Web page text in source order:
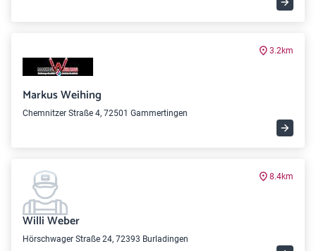
3.2km
Markus Weihing
Chemnitzer Straße 4, 72501 Gammertingen
8.4km
Willi Weber
Hörschwager Straße 24, 72393 Burladingen